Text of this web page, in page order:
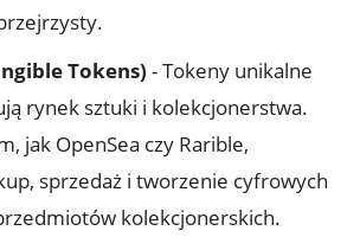
Tokens) -⁣ Tokeny unikalne
rynek sztuki i kolekcjonerstwa.
‍jak OpenSea czy Rarible,
sprzedaż i tworzenie cyfrowych
kolekcjonerskich.